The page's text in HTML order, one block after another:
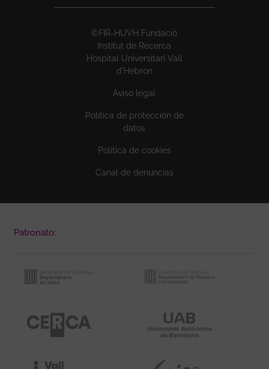
©FIR-HUVH Fundació
Institut de Recerca
Hospital Universitari Vall
d'Hebron
Aviso legal
Política de protección de
datos
Política de cookies
Canal de denuncias
Patronato: